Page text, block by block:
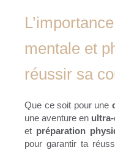
mentale et
réussir sa
Que ce soit pour une
une aventure en
et préparation
pour garantir ta